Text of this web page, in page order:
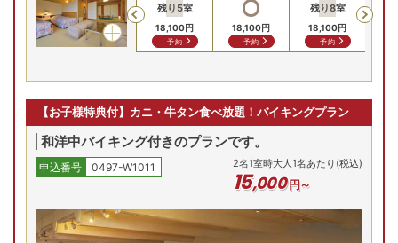
Previous
残り 5室
18,100円
予約
18,100円
予約
残り8室
18,100円
予約
【お子様特典付】カニ・牛タン食べ放題！バイキングプラン
和洋中バイキング付きのプランです。
申込番号 0497-W1011 2名1室時大人1名あたり(税込)
15,000円～